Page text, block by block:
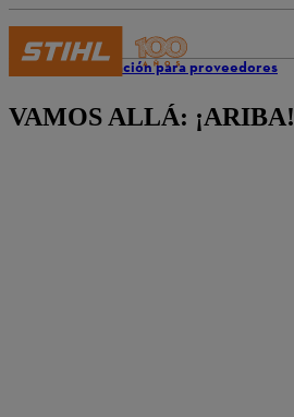
Información para proveedores
VAMOS ALLÁ: ¡ARIBA!